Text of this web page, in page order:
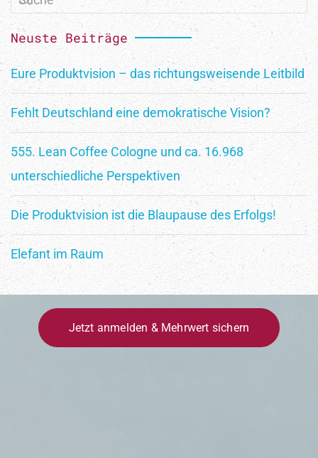
Neuste Beiträge
Eure Produktvision – das richtungsweisende Leitbild
Fehlt Deutschland eine demokratische Vision?
555. Lean Coffee Cologne und ca. 16.968
unterschiedliche Perspektiven
Die Produktvision ist die Blaupause des Erfolgs!
Elefant im Raum
zu Agilität und Innovation. Werde Teil unserer
Community für transformative Arbeitswelten.
Erhalte Updates zu Workshops und
Erfolgsgeschichten. Starte jetzt deine agile Reise.
Ich möchte den Newsletter erhalten und habe die
Datenschutzerklärung
gelesen und akzeptiert.